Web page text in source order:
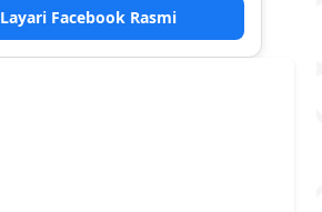
Layari Facebook Rasmi